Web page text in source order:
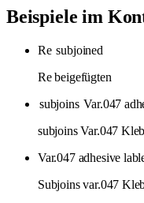
Beispiele im
Re subjoined
Re beigefügten
subjoins Var.047
subjoins Var.047
Var.047 adhesive
Subjoins var.047